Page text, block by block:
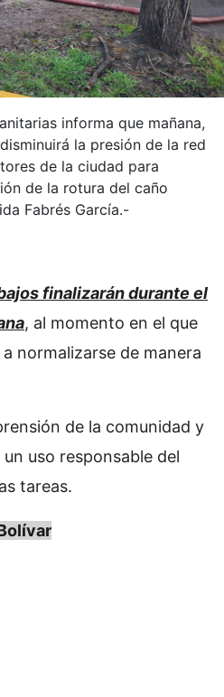
informa que mañana,
la presión de la red
de la ciudad para
de la rotura del caño
Fabrés García.-
finalizarán durante el
, al momento en el que
normalizarse de manera
de la comunidad y
uso responsable del
tareas.